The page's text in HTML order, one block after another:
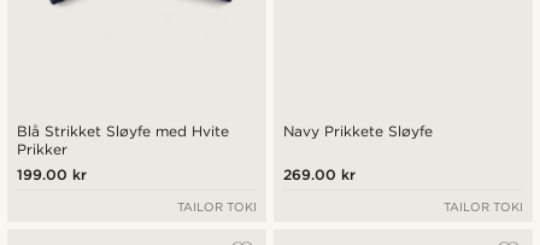
Blå Strikket Sløyfe med Hvite
Prikker
199.00 kr
TAILOR TOKI
Navy Prikkete Sløyfe
269.00 kr
TAILOR TOKI